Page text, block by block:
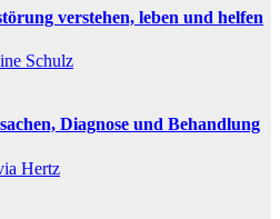
verstehen, leben und helfen
Schulz
Diagnose und Behandlung
Hertz